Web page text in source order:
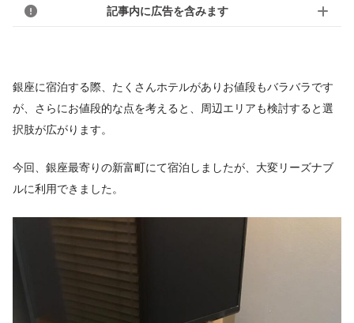
記事内に広告を含みます
銀座に宿泊する際、たくさんホテルがありお値段もバラバラです
が、さらにお値段的な点を考えると、周辺エリアも検討すると選
択肢が広がります。
今回、銀座最寄りの新富町にて宿泊しましたが、大変リーズナブ
ルに利用できました。